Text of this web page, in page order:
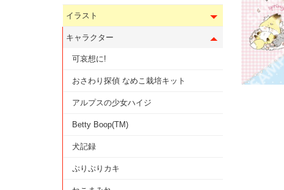
イラスト
キャラクター
可哀想に!
おさわり探偵 なめこ栽培キット
アルプスの少女ハイジ
Betty Boop(TM)
犬記録
ぷりぷりカキ